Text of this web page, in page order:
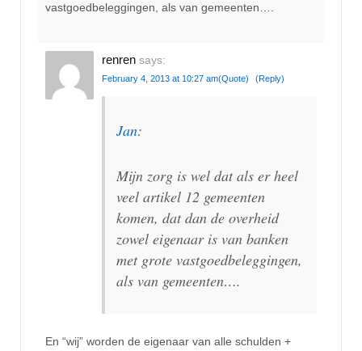
vastgoedbeleggingen, als van gemeenten….
renren says:
February 4, 2013 at 10:27 am(Quote) (Reply)
Jan:
Mijn zorg is wel dat als er heel
veel artikel 12 gemeenten
komen, dat dan de overheid
zowel eigenaar is van banken
met grote vastgoedbeleggingen,
als van gemeenten….
En “wij” worden de eigenaar van alle schulden +